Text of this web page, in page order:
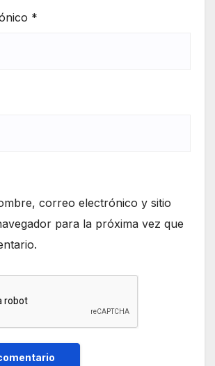
*
correo electrónico y sitio
para la próxima vez que